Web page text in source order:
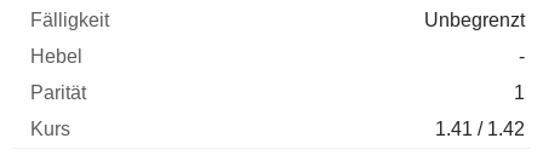
Unbegrenzt
-
1
1.41 / 1.42